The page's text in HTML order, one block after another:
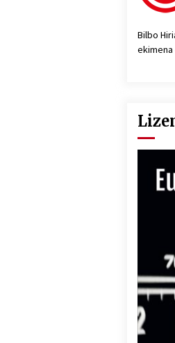
Bilbo
ekimena